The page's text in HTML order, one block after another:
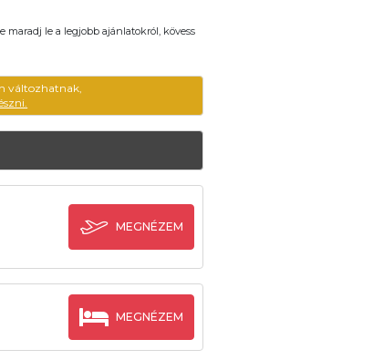
maradj le a legjobb ajánlatokról, kövess
változhatnak,
MEGNÉZEM
MEGNÉZEM